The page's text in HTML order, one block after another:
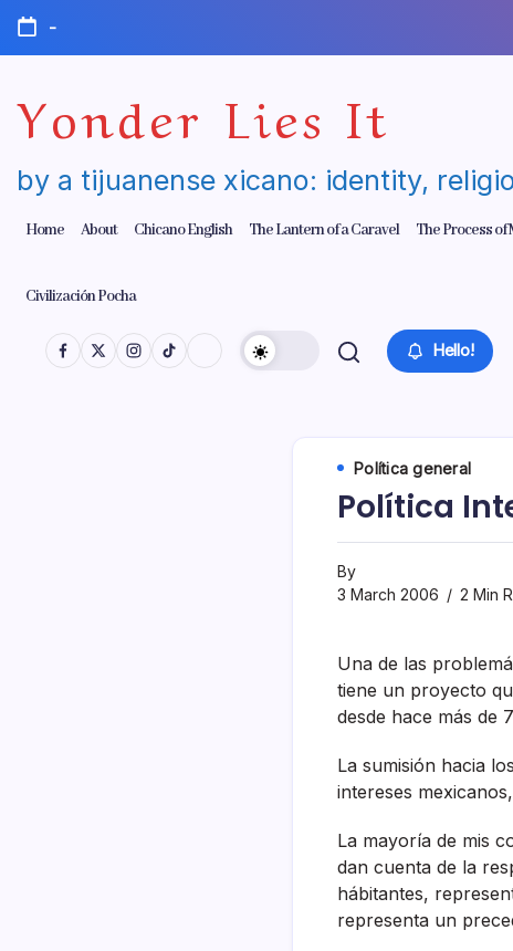
Skip
content
-
Yonder Lies It
by a tijuanense xicano: identity,
Home About Chicano English The Lantern of a Caravel The Process of
Civilización Pocha
Hello!
Polí­tica general
Polí­tica
By
3 March 2006
2 Min
Una de las
tiene un proyecto
desde hace más de
La sumisión hacia
intereses
La mayorí­a de mis
dan cuenta de la
hábitantes,
representa un